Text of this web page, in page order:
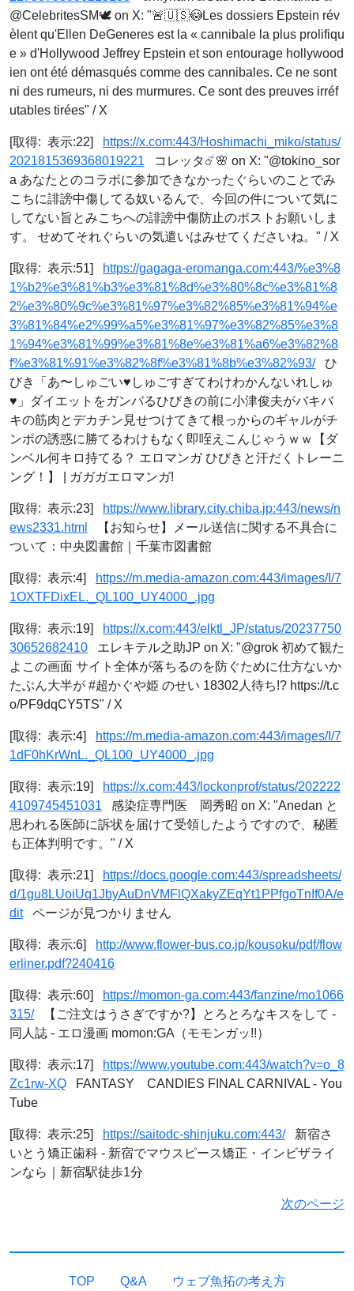
@CelebritesSM🕊 on X: "🚨🇺🇸😳Les dossiers Epstein rév
èlent qu'Ellen DeGeneres est la « cannibale la plus prolifiqu
e » d'Hollywood Jeffrey Epstein et son entourage hollywood
ien ont été démasqués comme des cannibales. Ce ne sont
ni des rumeurs, ni des murmures. Ce sont des preuves irréf
utables tirées" / X
[取得: 表示:22]
https://x.com:443/Hoshimachi_miko/status/
2021815369368019221 コレッタ☄️🌸 on X: "@tokino_sor
a あなたとのコラボに参加できなかったぐらいのことでみ
こちに誹謗中傷してる奴いるんで、今回の件について気に
してない旨とみこちへの誹謗中傷防止のポストお願いしま
す。 せめてそれぐらいの気遣いはみせてくださいね。" / X
[取得: 表示:51]
https://gagaga-eromanga.com:443/%e3%8
1%b2%e3%81%b3%e3%81%8d%e3%80%8c%e3%81%8
2%e3%80%9c%e3%81%97%e3%82%85%e3%81%94%e
3%81%84%e2%99%a5%e3%81%97%e3%82%85%e3%8
1%94%e3%81%99%e3%81%8e%e3%81%a6%e3%82%8
f%e3%81%91%e3%82%8f%e3%81%8b%e3%82%93/ひ
びき「あ〜しゅごい♥しゅごすぎてわけわかんないれしゅ
♥」ダイエットをガンバるひびきの前に小津俊夫がバキバ
キの筋肉とデカチン見せつけてきて根っからのギャルがチ
ンポの誘惑に勝てるわけもなく即咥えこんじゃうｗｗ【ダ
ンベル何キロ持てる？ エロマンガ ひびきと汗だくトレーニ
ング！】 | ガガガエロマンガ!
[取得: 表示:23]
https://www.library.city.chiba.jp:443/news/n
ews2331.html
【お知らせ】メール送信に関する不具合に
ついて：中央図書館｜千葉市図書館
[取得: 表示:4]
https://m.media-amazon.com:443/images/I/7
1OXTFDixEL._QL100_UY4000_.jpg
[取得: 表示:19]
https://x.com:443/elktl_JP/status/20237750
30652682410 エレキテル之助JP on X: "@grok 初めて観た
よこの画面 サイト全体が落ちるのを防ぐために仕方ないか
たぶん大半が #超かぐや姫 のせい 18302人待ち!? https://t.c
o/PF9dqCY5TS" / X
[取得: 表示:4]
https://m.media-amazon.com:443/images/I/7
1dF0hKrWnL._QL100_UY4000_.jpg
[取得: 表示:19]
https://x.com:443/lockonprof/status/202222
4109745451031 感染症専門医 岡秀昭 on X: "Anedan と
思われる医師に訴状を届けて受領したようですので、秘匿
も正体判明です。" / X
[取得: 表示:21]
https://docs.google.com:443/spreadsheets/
d/1gu8LUoiUq1JbyAuDnVMFlQXakyZEqYt1PPfgoTnIf0A/e
ditページが見つかりません
[取得: 表示:6]
http://www.flower-bus.co.jp/kousoku/pdf/flow
erliner.pdf?240416
[取得: 表示:60]
https://momon-ga.com:443/fanzine/mo1066
315/【ご注文はうさぎですか?】とろとろなキスをして -
同人誌 - エロ漫画 momon:GA（モモンガッ!!）
[取得: 表示:17]
https://www.youtube.com:443/watch?v=o_8
Zc1rw-XQ FANTASY CANDIES FINAL CARNIVAL - You
Tube
[取得: 表示:25] https://saitodc-shinjuku.com:443/新宿さ
いとう矯正歯科 - 新宿でマウスピース矯正・インビザライ
ンなら｜新宿駅徒歩1分
次のページ
TOP Q&A ウェブ魚拓の考え方